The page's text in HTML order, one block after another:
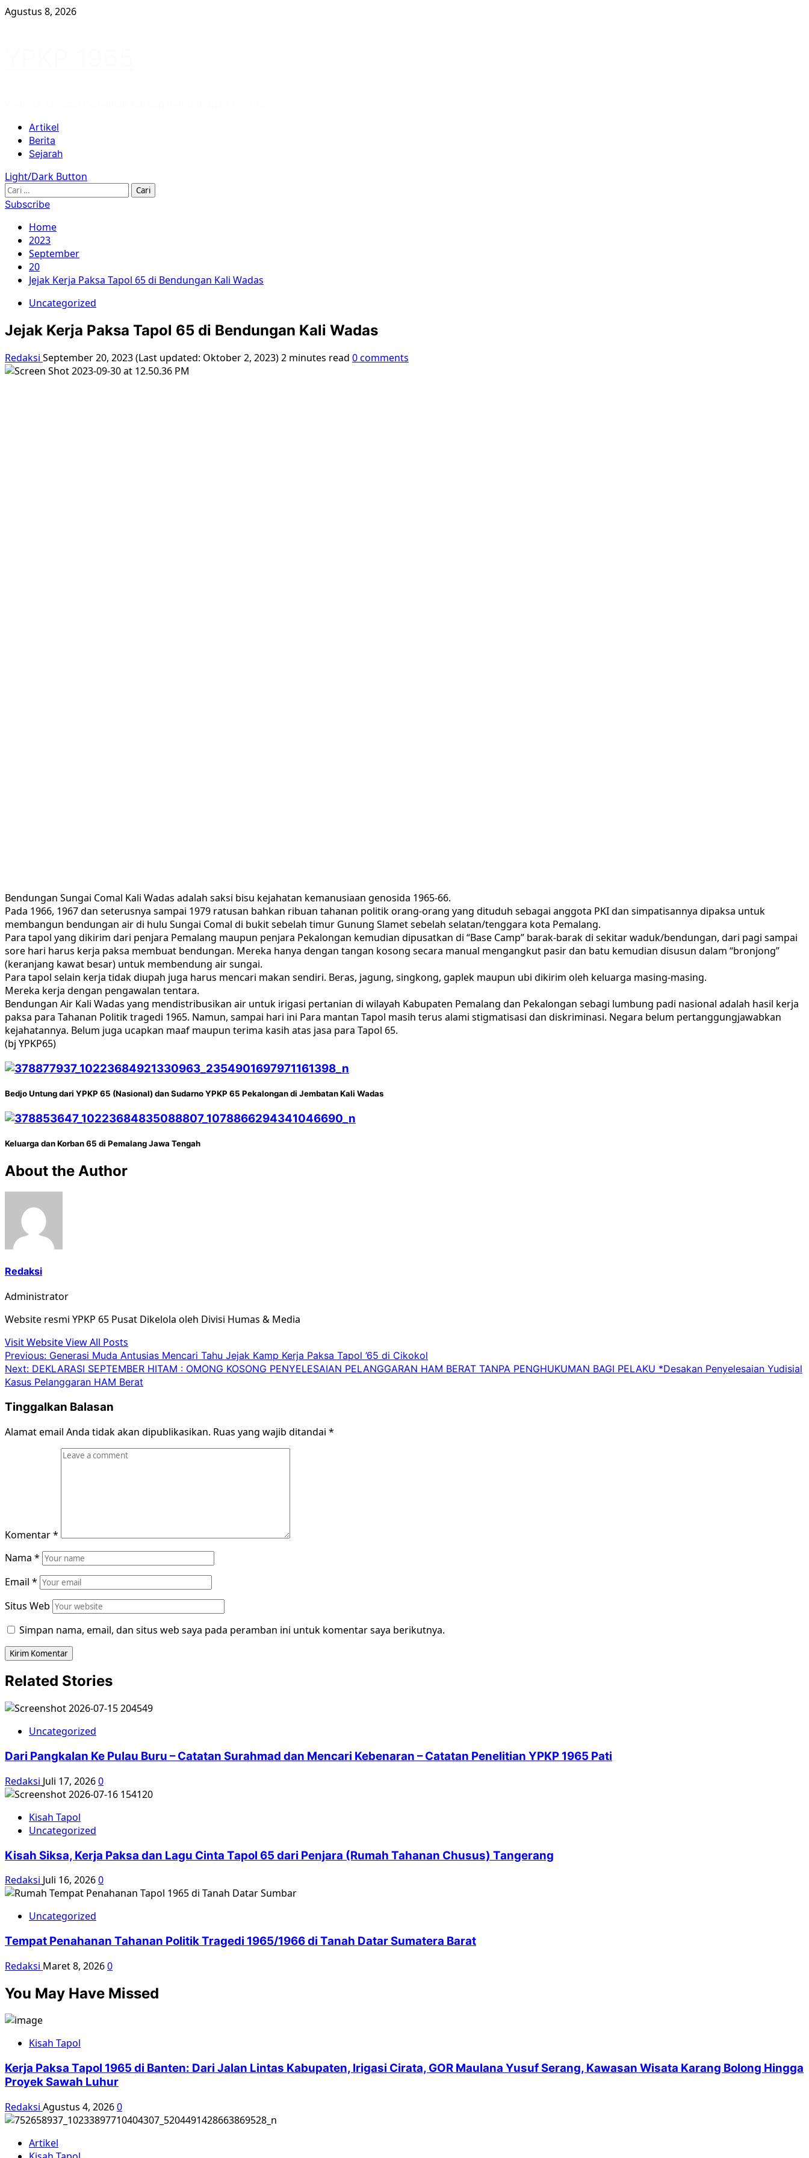
Skip
Agustus 8, 2026
Primary
Menu
Artikel
Berita
Sejarah
Light/Dark Button
Cari
untuk:
Subscribe
Home
2023
September
20
Jejak Kerja Paksa Tapol 65 di Bendungan Kali Wadas
Uncategorized
Jejak Kerja Paksa Tapol 65 di Bendungan Kali Wadas
Redaksi September 20, 2023 (Last updated: Oktober 2, 2023)2 minutes read 0 comments
Bendungan Sungai Comal Kali Wadas adalah saksi bisu kejahatan kemanusiaan genosida 1965-66.
Pada 1966, 1967 dan seterusnya sampai 1979 ratusan bahkan ribuan tahanan politik orang-orang yang dituduh sebagai anggota PKI dan simpatisannya dipaksa untuk
membangun bendungan air di hulu Sungai Comal di bukit sebelah timur Gunung Slamet sebelah selatan/tenggara kota Pemalang.
Para tapol yang dikirim dari penjara Pemalang maupun penjara Pekalongan kemudian dipusatkan di “Base Camp” barak-barak di sekitar waduk/bendungan, dari pagi sampai
sore hari harus kerja paksa membuat bendungan. Mereka hanya dengan tangan kosong secara manual mengangkut pasir dan batu kemudian disusun dalam “bronjong”
(keranjang kawat besar) untuk membendung air sungai.
Para tapol selain kerja tidak diupah juga harus mencari makan sendiri. Beras, jagung, singkong, gaplek maupun ubi dikirim oleh keluarga masing-masing.
Mereka kerja dengan pengawalan tentara.
Bendungan Air Kali Wadas yang mendistribusikan air untuk irigasi pertanian di wilayah Kabupaten Pemalang dan Pekalongan sebagi lumbung padi nasional adalah hasil kerja
paksa para Tahanan Politik tragedi 1965. Namun, sampai hari ini Para mantan Tapol masih terus alami stigmatisasi dan diskriminasi. Negara belum pertanggungjawabkan
kejahatannya. Belum juga ucapkan maaf maupun terima kasih atas jasa para Tapol 65.
(bj YPKP65)
Bedjo Untung dari YPKP 65 (Nasional) dan Sudarno YPKP 65 Pekalongan di Jembatan Kali Wadas
Keluarga dan Korban 65 di Pemalang Jawa Tengah
About the Author
Redaksi
Administrator
Website resmi YPKP 65 Pusat Dikelola oleh Divisi Humas & Media
Visit WebsiteView All Posts
Post
navigation
Previous: Generasi Muda Antusias Mencari Tahu Jejak Kamp Kerja Paksa Tapol ’65 di Cikokol
Next: DEKLARASI SEPTEMBER HITAM : OMONG KOSONG PENYELESAIAN PELANGGARAN HAM BERAT TANPA PENGHUKUMAN BAGI PELAKU *Desakan Penyelesaian Yudisial
Kasus Pelanggaran HAM Berat
Tinggalkan Balasan
Alamat email Anda tidak akan dipublikasikan. Ruas yang wajib ditandai *
Komentar*
Nama *
Email *
Situs Web
Simpan nama, email, dan situs web saya pada peramban ini untuk komentar saya berikutnya.
Related Stories
Uncategorized
Dari Pangkalan Ke Pulau Buru – Catatan Surahmad dan Mencari Kebenaran – Catatan Penelitian YPKP 1965 Pati
Redaksi Juli 17, 20260
Kisah Tapol
Uncategorized
Kisah Siksa, Kerja Paksa dan Lagu Cinta Tapol 65 dari Penjara (Rumah Tahanan Chusus) Tangerang
Redaksi Juli 16, 20260
Uncategorized
Tempat Penahanan Tahanan Politik Tragedi 1965/1966 di Tanah Datar Sumatera Barat
Redaksi Maret 8, 20260
You May Have Missed
Kisah Tapol
Kerja Paksa Tapol 1965 di Banten: Dari Jalan Lintas Kabupaten, Irigasi Cirata, GOR Maulana Yusuf Serang, Kawasan Wisata Karang Bolong Hingga
Proyek Sawah Luhur
Redaksi Agustus 4, 20260
Artikel